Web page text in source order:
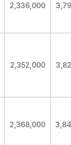
2,336,000
2,352,000
2,368,000